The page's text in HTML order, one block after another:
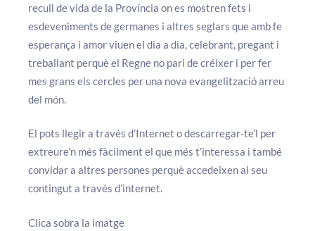
recull de vida de la Província on es mostren fets i
esdeveniments de germanes i altres seglars que amb fe
esperança i amor viuen el dia a dia, celebrant, pregant i
treballant perquè el Regne no pari de créixer i per fer
mes grans els cercles per una nova evangelització arreu
del món.
El pots llegir a través d’Internet o descarregar-te’l per
extreure’n més fàcilment el que més t’interessa i també
convidar a altres persones perquè accedeixen al seu
contingut a través d’internet.
Clica sobra la imatge